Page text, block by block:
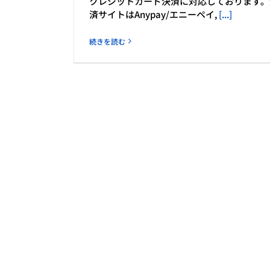
済サイトはAnypay/エニーペイ,[...]
続きを読む